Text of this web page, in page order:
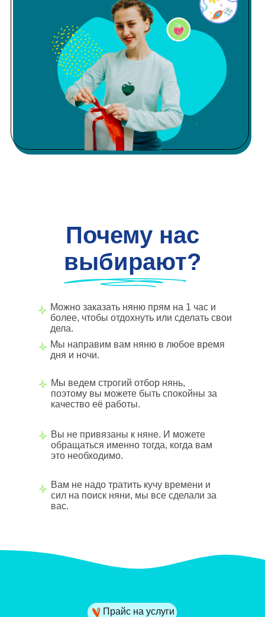
Почему нас
выбирают?
Мы направим вам няню в любое время
дня и ночи.
Можно заказать няню прям на 1 час и
более, чтобы отдохнуть или сделать свои
дела.
Мы ведем строгий отбор нянь,
поэтому вы можете быть спокойны за
качество её работы.
Вам не надо тратить кучу времени и
сил на поиск няни, мы все сделали за
вас.
Вы не привязаны к няне. И можете
обращаться именно тогда, когда вам
это необходимо.
Прайс на услуги